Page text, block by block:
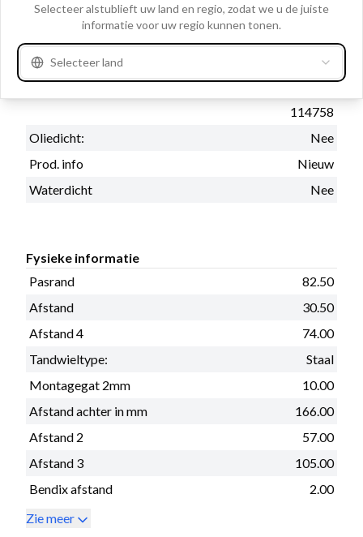
Cataloog informatie
Info
114758
Oliedicht:
Nee
Prod. info
Nieuw
Waterdicht
Nee
Fysieke informatie
Pasrand
82.50
Afstand
30.50
Afstand 4
74.00
Tandwieltype:
Staal
Montagegat 2mm
10.00
Afstand achter in mm
166.00
Afstand 2
57.00
Afstand 3
105.00
Bendix afstand
2.00
Zie meer
Selecteer alstublieft uw land en regio, zodat we u de juiste
informatie voor uw regio kunnen tonen.
Selecteer land